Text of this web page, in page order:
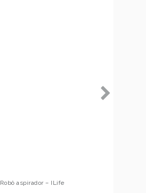
Robô aspirador – ILife